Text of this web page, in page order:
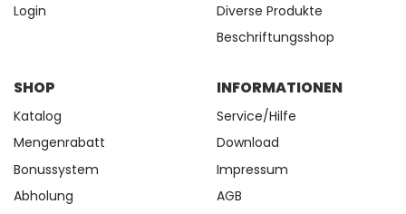
Login
Diverse Produkte
Beschriftungsshop
SHOP
Katalog
Mengenrabatt
Bonussystem
Abholung
INFORMATIONEN
Service/Hilfe
Download
Impressum
AGB